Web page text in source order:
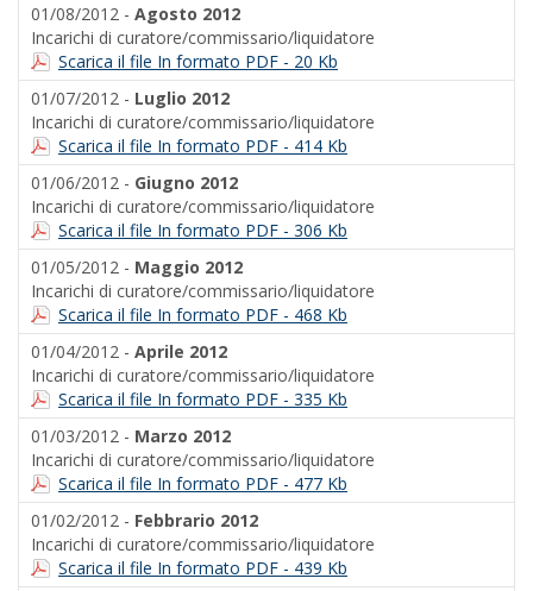
01/08/2012 - Agosto 2012
Incarichi di curatore/commissario/liquidatore
Scarica il file In formato PDF - 20 Kb
01/07/2012 - Luglio 2012
Incarichi di curatore/commissario/liquidatore
Scarica il file In formato PDF - 414 Kb
01/06/2012 - Giugno 2012
Incarichi di curatore/commissario/liquidatore
Scarica il file In formato PDF - 306 Kb
01/05/2012 - Maggio 2012
Incarichi di curatore/commissario/liquidatore
Scarica il file In formato PDF - 468 Kb
01/04/2012 - Aprile 2012
Incarichi di curatore/commissario/liquidatore
Scarica il file In formato PDF - 335 Kb
01/03/2012 - Marzo 2012
Incarichi di curatore/commissario/liquidatore
Scarica il file In formato PDF - 477 Kb
01/02/2012 - Febbrario 2012
Incarichi di curatore/commissario/liquidatore
Scarica il file In formato PDF - 439 Kb